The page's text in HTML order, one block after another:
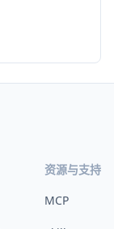
资源与支持
MCP